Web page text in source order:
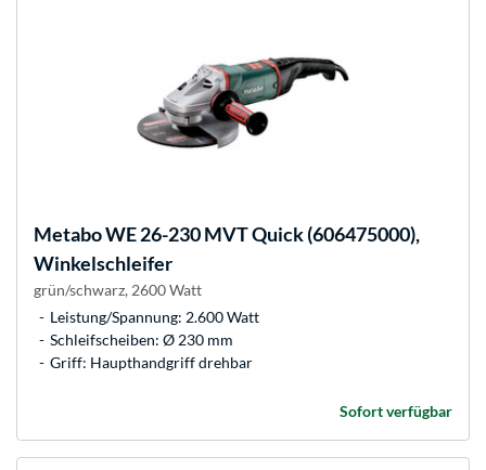
MetaboWE 26-230 MVT Quick (606475000),
Winkelschleifer
grün/schwarz, 2600 Watt
Leistung/Spannung: 2.600 Watt
Schleifscheiben: Ø 230 mm
Griff: Haupthandgriff drehbar
Sofort verfügbar